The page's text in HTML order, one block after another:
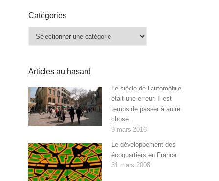
Catégories
Articles au hasard
Le siècle de l’automobile
était une erreur. Il est
temps de passer à autre
chose.
9 mars 2016
Le développement des
écoquartiers en France
31 mars 2008